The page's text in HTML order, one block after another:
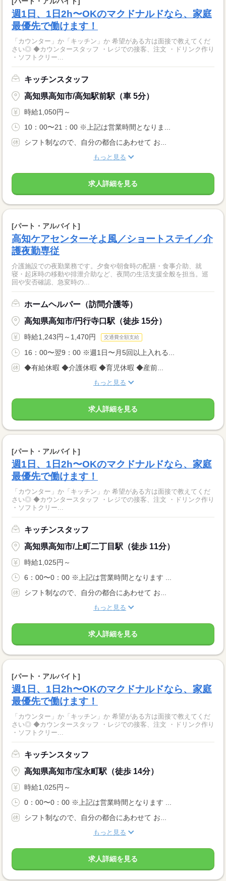
週1日、1日2h〜OKのマクドナルドなら、家庭
最優先で働けます！
「カウンター」か「キッチン」か 希望がある方は面接で教えてくだ
さい◎ ◆カウンタースタッフ ・レジでの接客、注文 ・ドリンク作り
・ソフトクリー...
キッチンスタッフ
高知県高知市/高知駅前駅（車 5分）
時給1,050円～
10：00〜21：00 ※上記は営業時間となりま...
シフト制なので、自分の都合にあわせて お...
もっと見る
求人詳細を見る
[パート・アルバイト]
高知ケアセンターそよ風／ショートステイ／介
護夜勤専従
介護施設での夜勤業務です。夕食や朝食時の配膳・食事介助、就
寝・起床時の移動や排泄介助など、夜間の生活支援全般を担当。巡
回や安否確認、急変時の...
ホームヘルパー（訪問介護等）
高知県高知市/円行寺口駅（徒歩 15分）
時給1,243円～1,470円 交通費全額支給
16：00〜翌9：00 ※週1日〜月5回以上入れる...
◆有給休暇 ◆介護休暇 ◆育児休暇 ◆産前...
もっと見る
求人詳細を見る
[パート・アルバイト]
週1日、1日2h〜OKのマクドナルドなら、家庭
最優先で働けます！
「カウンター」か「キッチン」か 希望がある方は面接で教えてくだ
さい◎ ◆カウンタースタッフ ・レジでの接客、注文 ・ドリンク作り
・ソフトクリー...
キッチンスタッフ
高知県高知市/上町二丁目駅（徒歩 11分）
時給1,025円～
6：00〜0：00 ※上記は営業時間となります ...
シフト制なので、自分の都合にあわせて お...
もっと見る
求人詳細を見る
[パート・アルバイト]
週1日、1日2h〜OKのマクドナルドなら、家庭
最優先で働けます！
「カウンター」か「キッチン」か 希望がある方は面接で教えてくだ
さい◎ ◆カウンタースタッフ ・レジでの接客、注文 ・ドリンク作り
・ソフトクリー...
キッチンスタッフ
高知県高知市/宝永町駅（徒歩 14分）
時給1,025円～
0：00〜0：00 ※上記は営業時間となります ...
シフト制なので、自分の都合にあわせて お...
もっと見る
求人詳細を見る